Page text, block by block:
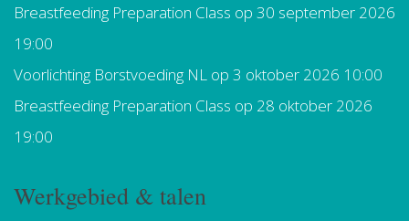
Breastfeeding Preparation Class op 30 september 2026
19:00
Voorlichting Borstvoeding NL op 3 oktober 2026 10:00
Breastfeeding Preparation Class op 28 oktober 2026
19:00
Werkgebied & talen